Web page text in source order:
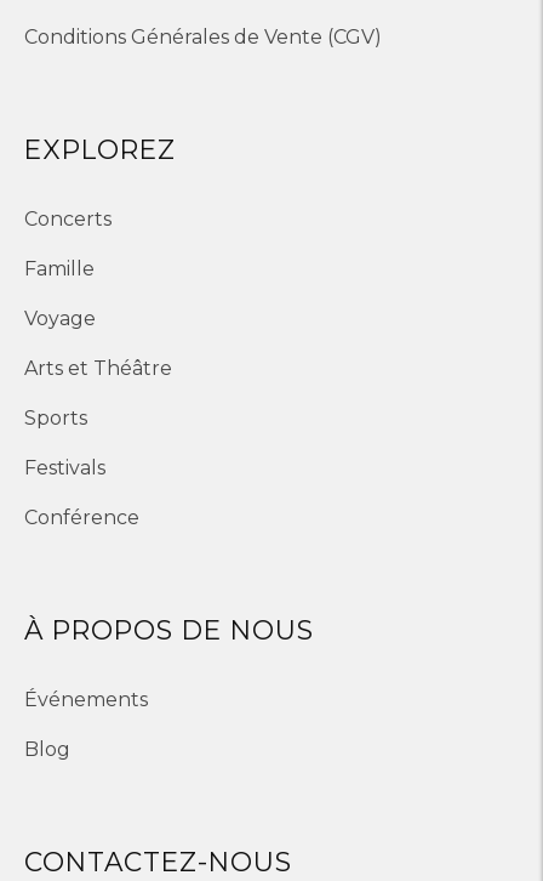
Conditions Générales de Vente (CGV)
EXPLOREZ
Concerts
Famille
Voyage
Arts et Théâtre
Sports
Festivals
Conférence
À PROPOS DE NOUS
Événements
Blog
CONTACTEZ-NOUS